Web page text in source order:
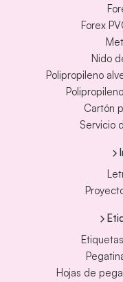
Forex
Nido
Polipropileno
Cartón
Servicio
Hojas de